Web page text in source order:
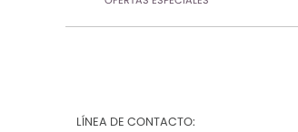
LÍNEA DE CONTACTO: